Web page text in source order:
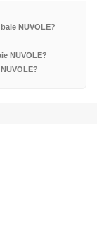
NUVOLE?
NUVOLE?